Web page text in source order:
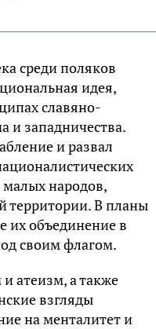
среди поляков
идея,
славяно-
и западничества.
и развал
народов,
территории. В планы
их объединение в
своим флагом.
атеизм, а также
взгляды
на менталитет и